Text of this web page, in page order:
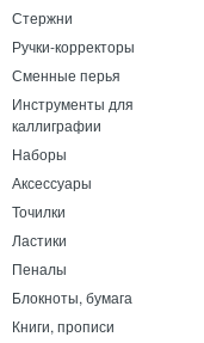
Стержни
Ручки-корректоры
Сменные перья
Инструменты для
каллиграфии
Наборы
Аксессуары
Точилки
Ластики
Пеналы
Блокноты, бумага
Книги, прописи